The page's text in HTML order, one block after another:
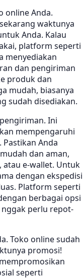
online Anda.
waktunya
Anda. Kalau
platform seperti
menyediakan
dan pengiriman
produk dan
mudah, biasanya
sudah disediakan.
Ini
mempengaruhi
Anda
dan aman,
e-wallet. Untuk
dengan ekspedisi
Platform seperti
berbagai opsi
nggak perlu repot-
Toko online sudah
promosi!
seperti